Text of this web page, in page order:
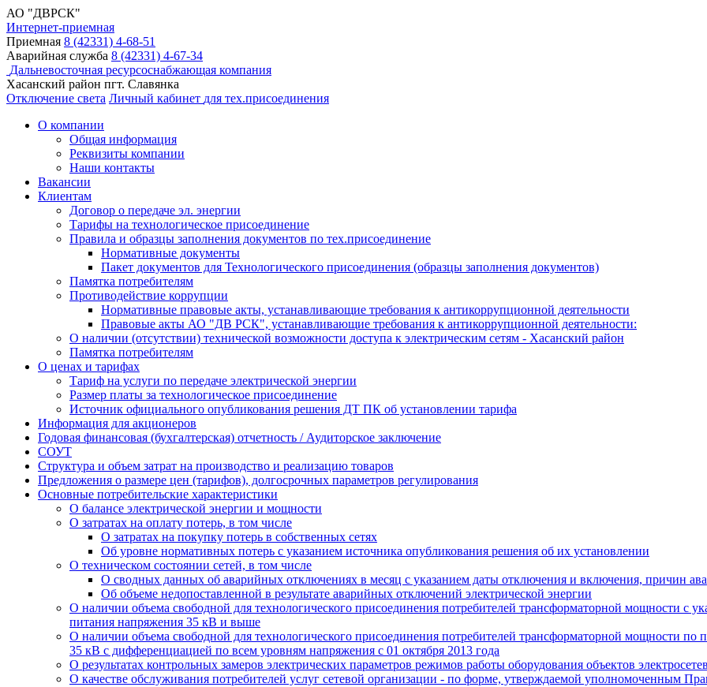
АО "ДВРСК"
Интернет-приемная
Приемная 8 (42331) 4-68-51
Аварийная служба 8 (42331) 4-67-34
Дальневосточная ресурсоснабжающая компания
Хасанский район пгт. Славянка
Отключение света Личный кабинет для тех.присоединения
О компании
Общая информация
Реквизиты компании
Наши контакты
Вакансии
Клиентам
Договор о передаче эл. энергии
Тарифы на технологическое присоединение
Правила и образцы заполнения документов по тех.присоединение
Нормативные документы
Пакет документов для Технологического присоединения (образцы заполнения документов)
Памятка потребителям
Противодействие коррупции
Нормативные правовые акты, устанавливающие требования к антикоррупционной деятельности
Правовые акты АО "ДВ РСК", устанавливающие требования к антикоррупционной деятельности:
О наличии (отсутствии) технической возможности доступа к электрическим сетям - Хасанский район
Памятка потребителям
О ценах и тарифах
Тариф на услуги по передаче электрической энергии
Размер платы за технологическое присоединение
Источник официального опубликования решения ДТ ПК об установлении тарифа
Информация для акционеров
Годовая финансовая (бухгалтерская) отчетность / Аудиторское заключение
СОУТ
Структура и объем затрат на производство и реализацию товаров
Предложения о размере цен (тарифов), долгосрочных параметров регулирования
Основные потребительские характеристики
О балансе электрической энергии и мощности
О затратах на оплату потерь, в том числе
О затратах на покупку потерь в собственных сетях
Об уровне нормативных потерь с указанием источника опубликования решения об их установлении
О техническом состоянии сетей, в том числе
О сводных данных об аварийных отключениях в месяц с указанием даты отключения и включения, причин
Об объеме недопоставленной в результате аварийных отключений электрической энергии
О наличии объема свободной для технологического присоединения потребителей трансформаторной мощности с
питания напряжения 35 кВ и выше
О наличии объема свободной для технологического присоединения потребителей трансформаторной мощности
35 кВ с дифференциацией по всем уровням напряжения с 01 октября 2013 года
О результатах контрольных замеров электрических параметров режимов работы оборудования объектов
О качестве обслуживания потребителей услуг сетевой организации - по форме, утверждаемой уполномоченным